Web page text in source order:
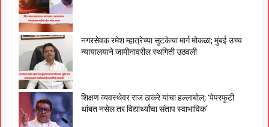
नगरसेवक रमेश म्हात्रेच्या सुटकेचा मार्ग मोकळा; मुंबई उच्च
न्यायालयाने जामीनावरील स्थगिती उठवली
शिक्षण व्यवस्थेवर राज ठाकरे यांचा हल्लाबोल; ‘पेपरफुटी
थांबत नसेल तर विद्यार्थ्यांचा संताप स्वाभाविक’